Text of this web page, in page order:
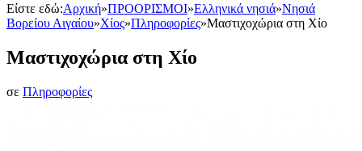
Είστε εδώ:Αρχική»ΠΡΟΟΡΙΣΜΟΙ»Ελληνικά νησιά»Νησιά
Βορείου Αιγαίου»Χίος»Πληροφορίες»Μαστιχοχώρια στη Χίο
Μαστιχοχώρια στη Χίο
σε Πληροφορίες